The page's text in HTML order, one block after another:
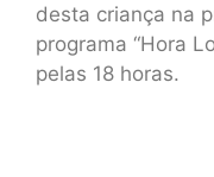
desta criança na
programa “Hora
pelas 18 horas.